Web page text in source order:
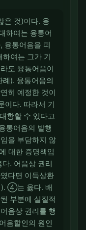
것)이다. 융
하여는 융통어
융통어음을 피
여는 그가 기
도 융통어음이
). 융통어음의
히 예정한 것이
이다. 따라서 기
항할 수 있다고
어음의 발행
을 부담하지 않
대한 증명책임
. 어음상 권리
다면 이득상환
). ④는 옳다. 배
부분에 실질적
음상 권리를 행
음할인의 원인